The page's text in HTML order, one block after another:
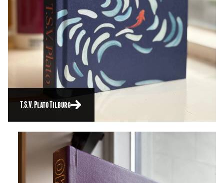
T.S.V. Plato Tilburg